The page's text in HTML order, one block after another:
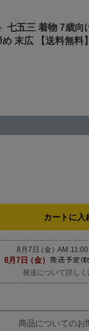
七五三 着物 7歳向
末広 【送料無料
カートに入
発送について詳し
商品についてのお